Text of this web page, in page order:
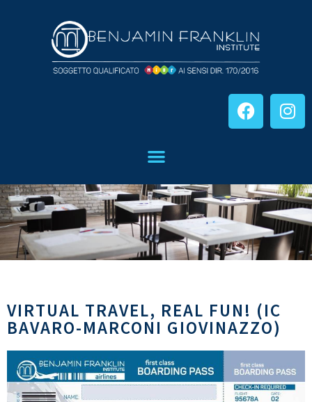
VIRTUAL TRAVEL, REAL FUN! (IC
BAVARO-MARCONI GIOVINAZZO)